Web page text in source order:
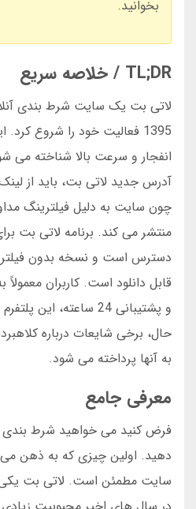
بخوانید.
TL;DR / خلاصه سریع
لاتی بت یک سایت شرط بندی
1395 فعالیت خود را شروع
انفجار و سرعت بالا شناخته می
آدرس جدید لاتی بت، باید از
چون سایت به دلیل فیلترینگ
دسترس است و نسخه بدون
قابل دانلود است. کاربران
و پشتیبانی 24 ساعته،
حال، برخی شایعات درباره
به آنها پرداخته می شود.
معرفی جامع
فرض کنید می خواهید شرط بندی
دهید. اولین چیزی که به ذهن
سایت مطمئن است. لاتی بت یکی